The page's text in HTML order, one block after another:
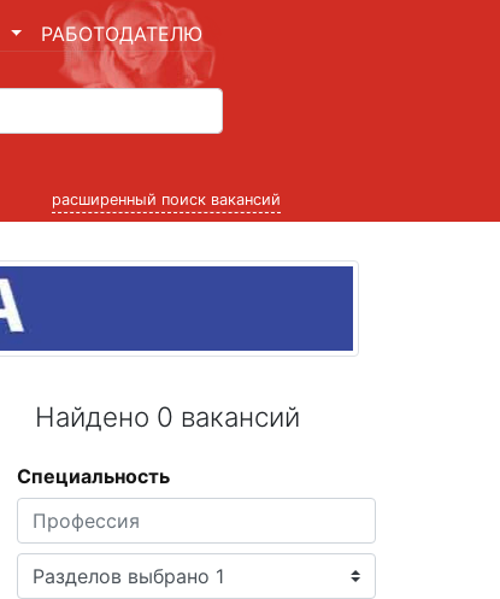
РАБОТОДАТЕЛЮ
расширенный поиск вакансий
Найдено 0 вакансий
Специальность